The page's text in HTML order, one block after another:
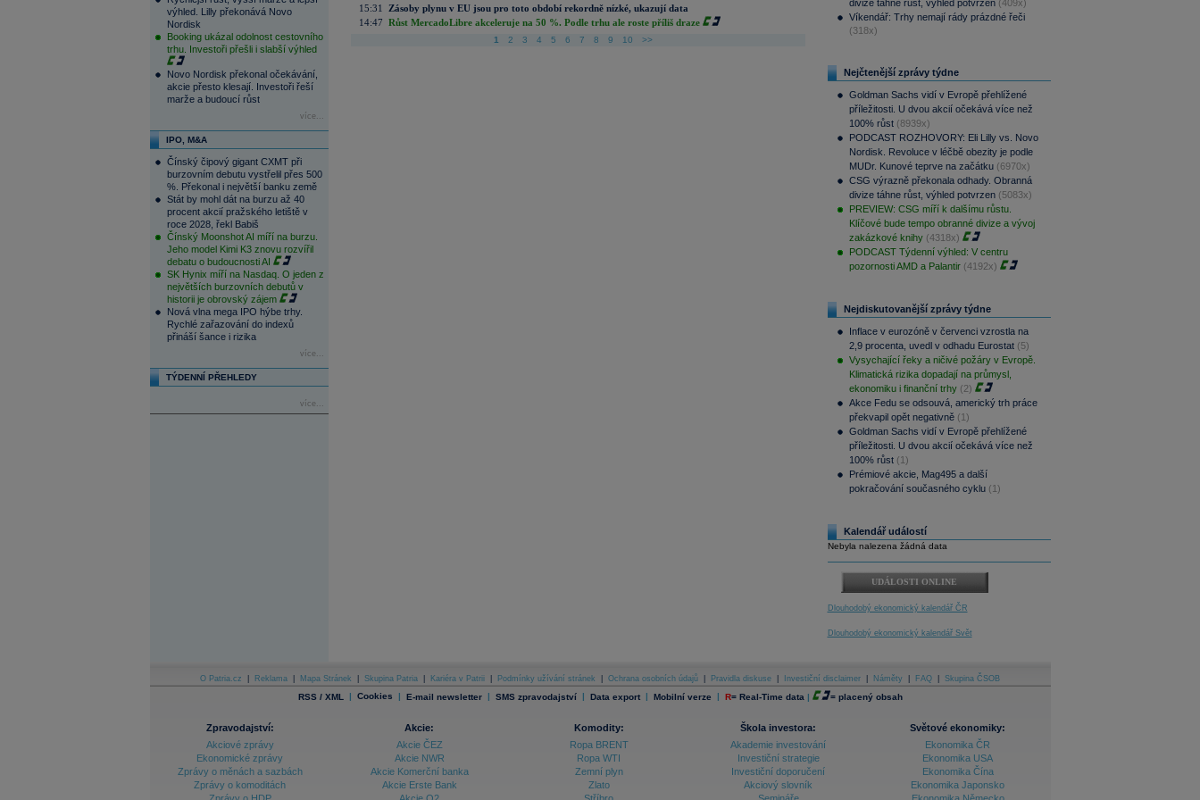
výhled. Lilly překonává Novo
Nordisk
Booking ukázal odolnost cestovního
trhu. Investoři přešli i slabší výhled
Novo Nordisk překonal očekávání,
akcie přesto klesají. Investoři řeší
marže a budoucí růst
více...
IPO, M&A
Čínský čipový gigant CXMT při
burzovním debutu vystřelil přes 500
%. Překonal i největší banku země
Stát by mohl dát na burzu až 40
procent akcií pražského letiště v
roce 2028, řekl Babiš
Čínský Moonshot AI míří na burzu.
Jeho model Kimi K3 znovu rozvířil
debatu o budoucnosti AI
SK Hynix míří na Nasdaq. O jeden z
největších burzovních debutů v
historii je obrovský zájem
Nová vlna mega IPO hýbe trhy.
Rychlé zařazování do indexů
přináší šance i rizika
více...
TÝDENNÍ PŘEHLEDY
více...
15:31
Zásoby plynu v EU jsou pro toto období rekordně nízké, ukazují data
14:47 Růst MercadoLibre akceleruje na 50 %. Podle trhu ale roste příliš draze
1 2 3 4 5 6 7 8 9 10 >>
divize táhne růst, výhled potvrzen (409x)
Víkendář: Trhy nemají rády prázdné řeči
(318x)
Nejčtenější zprávy týdne
Goldman Sachs vidí v Evropě přehlížené
příležitosti. U dvou akcií očekává více než
100% růst (8939x)
PODCAST ROZHOVORY: Eli Lilly vs. Novo
Nordisk. Revoluce v léčbě obezity je podle
MUDr. Kunové teprve na začátku (6970x)
CSG výrazně překonala odhady. Obranná
divize táhne růst, výhled potvrzen (5083x)
PREVIEW: CSG míří k dalšímu růstu.
Klíčové bude tempo obranné divize a vývoj
zakázkové knihy (4318x)
PODCAST Týdenní výhled: V centru
pozornosti AMD a Palantir (4192x)
Nejdiskutovanější zprávy týdne
Inflace v eurozóně v červenci vzrostla na
2,9 procenta, uvedl v odhadu Eurostat (5)
Vysychající řeky a ničivé požáry v Evropě.
Klimatická rizika dopadají na průmysl,
ekonomiku i finanční trhy (2)
Akce Fedu se odsouvá, americký trh práce
překvapil opět negativně (1)
Goldman Sachs vidí v Evropě přehlížené
příležitosti. U dvou akcií očekává více než
100% růst (1)
Prémiové akcie, Mag495 a další
pokračování současného cyklu (1)
Kalendář událostí
Nebyla nalezena žádná data
UDÁLOSTI ONLINE
Dlouhodobý ekonomický kalendář ČR
Dlouhodobý ekonomický kalendář Svět
O Patria.cz Reklama Mapa Stránek Skupina Patria Kariéra v Patrii Podmínky užívání stránek Ochrana osobních údajů Pravidla diskuse Investiční disclaimer Náměty FAQ Skupina ČSOB
RSS / XML | Cookies | E-mail newsletter | SMS zpravodajství | Data export | Mobilní verze | R= Real-Time data | = placený obsah
Zpravodajství:
Akciové zprávy
Ekonomické zprávy
Zprávy o měnách a sazbách
Zprávy o komoditách
Akcie:
Akcie ČEZ
Akcie NWR
Akcie Komerční banka
Akcie Erste Bank
Komodity:
Ropa BRENT
Ropa WTI
Zemní plyn
Zlato
Škola investora:
Akademie investování
Investiční strategie
Investiční doporučení
Akciový slovník
Světové ekonomiky:
Ekonomika ČR
Ekonomika USA
Ekonomika Čína
Ekonomika Japonsko